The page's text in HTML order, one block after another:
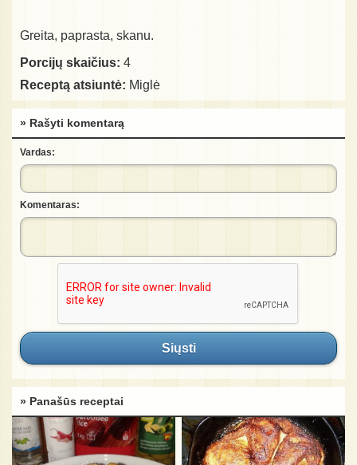
Greita, paprasta, skanu.
Porcijų skaičius: 4
Receptą atsiuntė: Miglė
» Rašyti komentarą
Vardas:
Komentaras:
Siųsti
» Panašūs receptai